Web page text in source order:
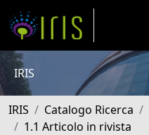
IRIS
IRIS Catalogo Ricerca
1.1 Articolo in rivista